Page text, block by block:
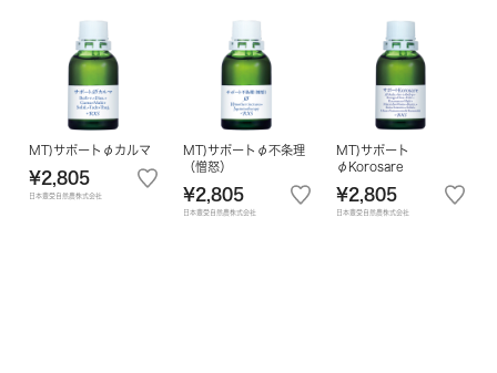
MT)サポートφカルマ
¥2,805
日本豊受自然農株式会社
MT)サポートφ不条理
（憎怒）
¥2,805
日本豊受自然農株式会社
MT)サポート
φKorosare
¥2,805
日本豊受自然農株式会社